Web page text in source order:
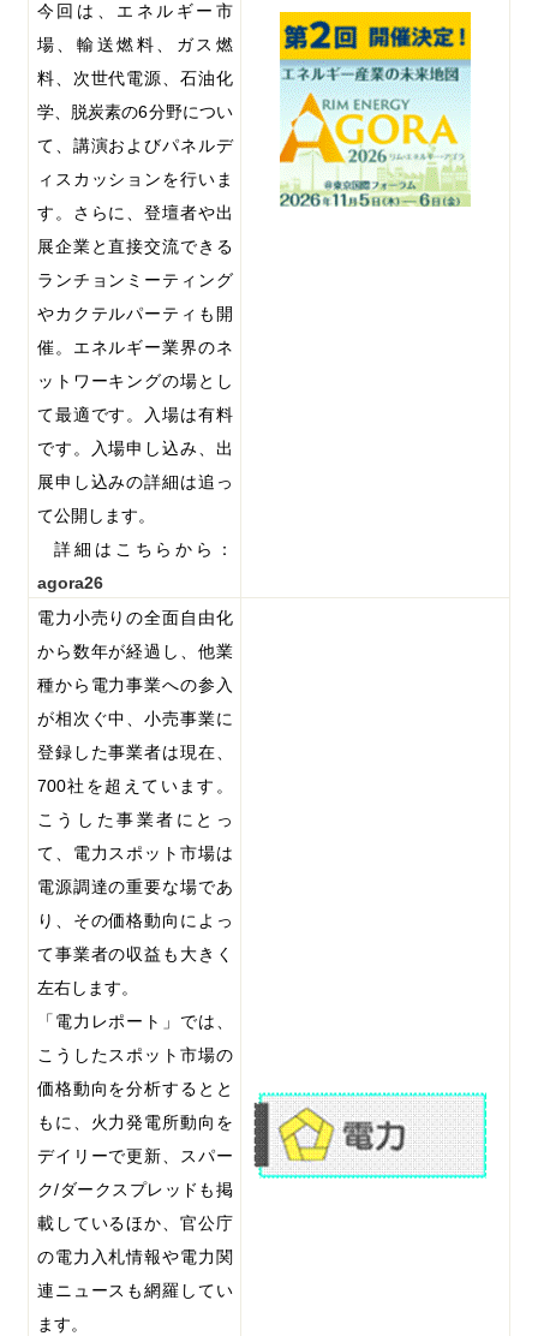
今回は、エネルギー市
場、輸送燃料、ガス燃
料、次世代電源、石油化
学、脱炭素の6分野につい
て、講演およびパネルデ
ィスカッションを行いま
す。さらに、登壇者や出
展企業と直接交流できる
ランチョンミーティング
やカクテルパーティも開
催。エネルギー業界のネ
ットワーキングの場とし
て最適です。入場は有料
です。入場申し込み、出
展申し込みの詳細は追っ
て公開します。
詳細はこちらから：
agora26
電力小売りの全面自由化
から数年が経過し、他業
種から電力事業への参入
が相次ぐ中、小売事業に
登録した事業者は現在、
700社を超えています。
こうした事業者にとっ
て、電力スポット市場は
電源調達の重要な場であ
り、その価格動向によっ
て事業者の収益も大きく
左右します。
「電力レポート」では、
こうしたスポット市場の
価格動向を分析するとと
もに、火力発電所動向を
デイリーで更新、スパー
ク/ダークスプレッドも掲
載しているほか、官公庁
の電力入札情報や電力関
連ニュースも網羅してい
ます。